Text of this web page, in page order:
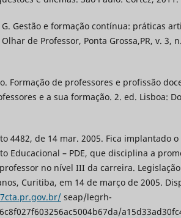
G. Gestão e formação contínua: práticas
de Professor, Ponta Grossa,PR, v. 3,
Formação de professores e profissão
e a sua formação. 2. ed. Lisboa:
4482, de 14 mar. 2005. Fica implantado
Educacional – PDE, que disciplina a
no nível III da carreira.
Curitiba, em 14 de março de 2005.
seap/legrh-